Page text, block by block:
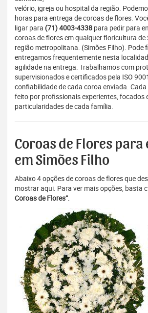
velório, igreja ou hospital da região.
horas para entrega de coroas de flores.
ligar para (71) 4003-4338 para pedir para
coroas de flores em qualquer floricultura de
região metropolitana. (Simões Filho). Pode
entregamos frequentemente nesta
agilidade na entrega. Trabalhamos com
supervisionados e certificados pela ISO
confiabilidade de cada coroa enviada.
feito por profissionais experientes, focados
particularidades de cada família.
Coroas de Flores
em Simões Filho
Abaixo 4 opções de coroas de flores que
mostrar aqui. Para ver mais opções, basta
Coroas de Flores”.